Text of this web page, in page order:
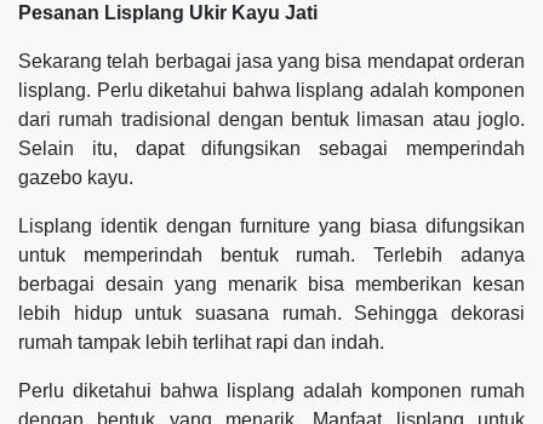
Pesanan Lisplang Ukir Kayu Jati
Sekarang telah berbagai jasa yang bisa mendapat orderan
lisplang. Perlu diketahui bahwa lisplang adalah komponen
dari rumah tradisional dengan bentuk limasan atau joglo.
Selain itu, dapat difungsikan sebagai memperindah
gazebo kayu.
Lisplang identik dengan furniture yang biasa difungsikan
untuk memperindah bentuk rumah. Terlebih adanya
berbagai desain yang menarik bisa memberikan kesan
lebih hidup untuk suasana rumah. Sehingga dekorasi
rumah tampak lebih terlihat rapi dan indah.
Perlu diketahui bahwa lisplang adalah komponen rumah
dengan bentuk yang menarik. Manfaat lisplang untuk